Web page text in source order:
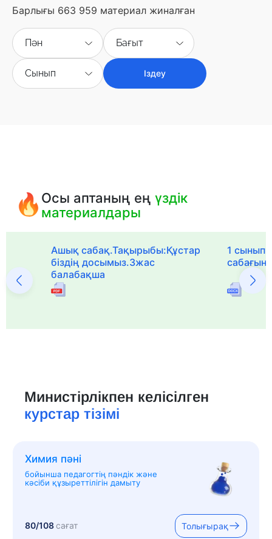
Барлығы 663 959 материал жиналған
Пән Бағыт
Сынып Іздеу
Осы аптаның еңүздік
материалдары
Ашық сабақ.Тақырыбы:Құстар
біздің досымыз.3жас
балабақша
1
Министірлікпен келісілген
курстар тізімі
Химия пәні
бойынша педагогтің пәндік және
кәсіби құзыреттілігін дамыту
80/108сағат Толығырақ